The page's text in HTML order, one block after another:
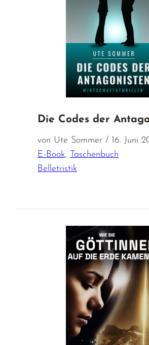
Die Codes der
von Ute Sommer / 16. Juni
E-Book,
Taschenbuch
Belletristik